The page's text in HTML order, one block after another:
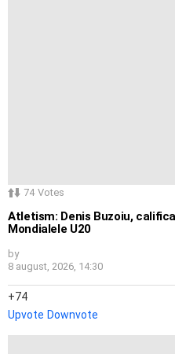
74 Votes
Atletism: Denis Buzoiu,
Mondialele U20
by
8 august, 2026, 14:30
74
Upvote Downvote